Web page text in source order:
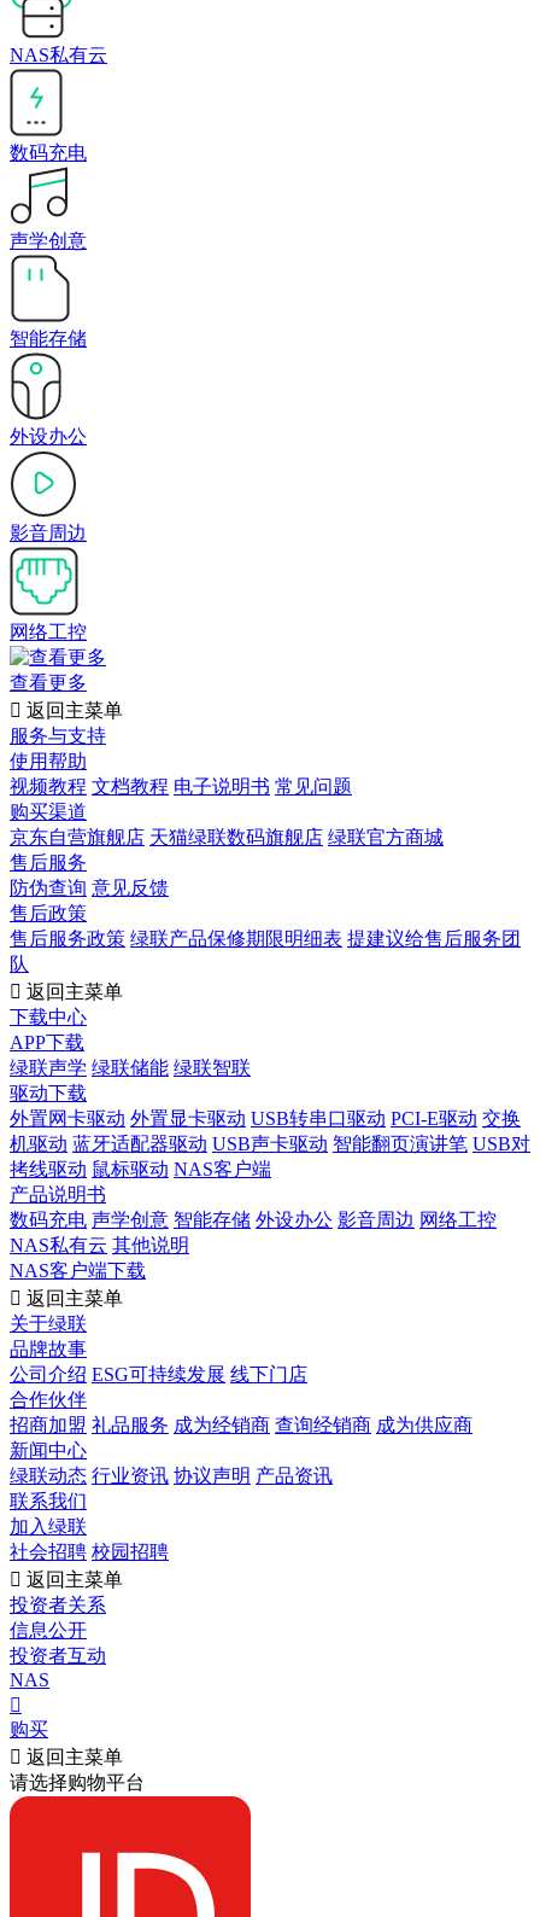
NAS私有云
数码充电
声学创意
智能存储
外设办公
影音周边
网络工控
查看更多
 返回主菜单
服务与支持
使用帮助
视频教程 文档教程 电子说明书 常见问题
购买渠道
京东自营旗舰店 天猫绿联数码旗舰店 绿联官方商城
售后服务
防伪查询 意见反馈
售后政策
售后服务政策 绿联产品保修期限明细表 提建议给售后服务团
队
 返回主菜单
下载中心
APP下载
绿联声学 绿联储能 绿联智联
驱动下载
外置网卡驱动 外置显卡驱动 USB转串口驱动 PCI-E驱动 交换
机驱动 蓝牙适配器驱动 USB声卡驱动 智能翻页演讲笔 USB对
拷线驱动 鼠标驱动 NAS客户端
产品说明书
数码充电 声学创意 智能存储 外设办公 影音周边 网络工控
NAS私有云 其他说明
NAS客户端下载
 返回主菜单
关于绿联
品牌故事
公司介绍 ESG可持续发展 线下门店
合作伙伴
招商加盟 礼品服务 成为经销商 查询经销商 成为供应商
新闻中心
绿联动态 行业资讯 协议声明 产品资讯
联系我们
加入绿联
社会招聘 校园招聘
 返回主菜单
投资者关系
信息公开
投资者互动
NAS

购买
 返回主菜单
请选择购物平台